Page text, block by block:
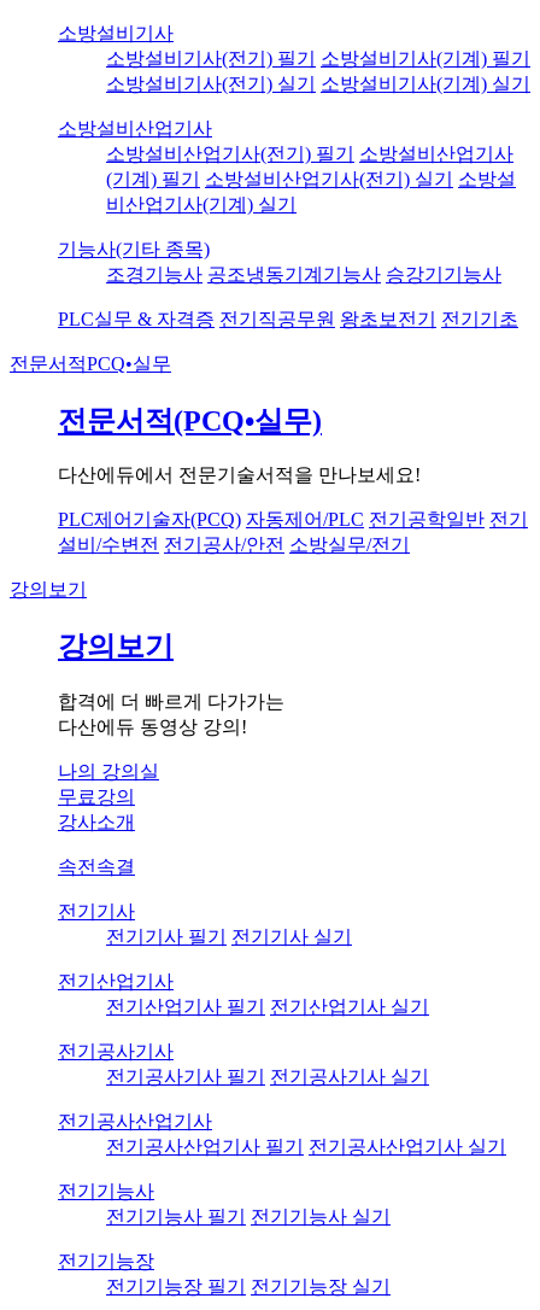
소방설비기사
소방설비기사(전기) 필기
소방설비기사(기계) 필기
소방설비기사(전기) 실기
소방설비기사(기계) 실기
소방설비산업기사
소방설비산업기사(전기) 필기
소방설비산업기사
(기계) 필기
소방설비산업기사(전기) 실기
소방설
비산업기사(기계) 실기
기능사(기타 종목)
조경기능사 공조냉동기계기능사 승강기기능사
PLC실무 & 자격증 전기직공무원 왕초보전기 전기기초
전문서적PCQ•실무
전문서적(PCQ•실무)
다산에듀에서 전문기술서적을 만나보세요!
PLC제어기술자(PCQ) 자동제어/PLC 전기공학일반 전기
설비/수변전 전기공사/안전 소방실무/전기
강의보기
강의보기
합격에 더 빠르게 다가가는
다산에듀 동영상 강의!
나의 강의실
무료강의
강사소개
속전속결
전기기사
전기기사 필기
전기기사 실기
전기산업기사
전기산업기사 필기
전기산업기사 실기
전기공사기사
전기공사기사 필기
전기공사기사 실기
전기공사산업기사
전기공사산업기사 필기
전기공사산업기사 실기
전기기능사
전기기능사 필기
전기기능사 실기
전기기능장
전기기능장 필기
전기기능장 실기